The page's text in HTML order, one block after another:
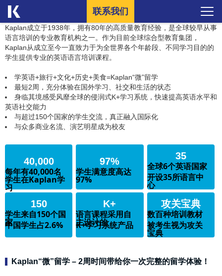
联系我们
Kaplan成立于1938年，拥有80年的高质量教育经验，是全球较早从事
语言培训的专业教育机构之一。作为目前全球综合型教育集团，
Kaplan从成立至今一直致力于为全世界各个年龄段、不同学习目的的
学生提供专业的英语语言培训课程。
学英语+旅行+文化+历史+美食=Kaplan“微”留学
最短2周，充分体验在国外学习、社交和生活的状态
身临其境感受风靡全球的侵润式K+学习系统，快速提高英语水平和
英语社交能力
与超过150个国家的学生交流，真正融入国际化
与众多商业名流、演艺明星成为校友
40,000
每年有40,000名
学生在Kaplan学
习
97%
学生满意度高达
97%
35
全球6个英语国家
开设35所语言中
心
150
学生来自150个国
家
中国学生占2.6%
K+
语言课程采用自
主设计的
K+学习系统产品
攻关宝典
数百种培训教材
被考生视为攻关
宝典
Kaplan“微”留学 – 2周时间带给你一次完整的留学体验！